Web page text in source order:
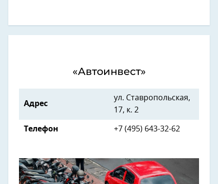
«Автоинвест»
Адрес
ул. Ставропольская,
17, к. 2
Телефон +7 (495) 643-32-62